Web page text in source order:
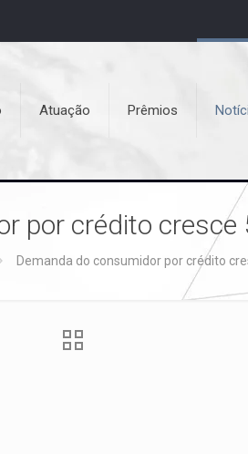
Atuação Prêmios
por crédito cresce
Demanda do consumidor por crédito